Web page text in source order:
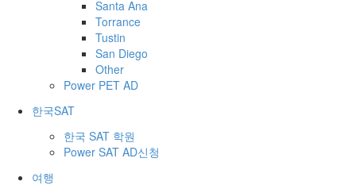
Santa Ana
Torrance
Tustin
San Diego
Other
Power PET AD
한국SAT
한국 SAT 학원
Power SAT AD신청
여행